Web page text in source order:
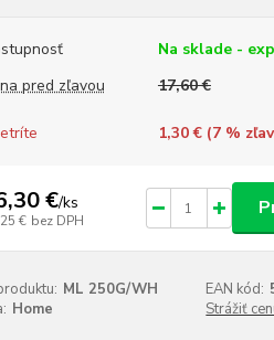
Na sklade -
pred zľavou
17,60 €
1,30 € (7%
€/ks
€ bez DPH
ML 250G/WH EAN kód:
Home Strážiť